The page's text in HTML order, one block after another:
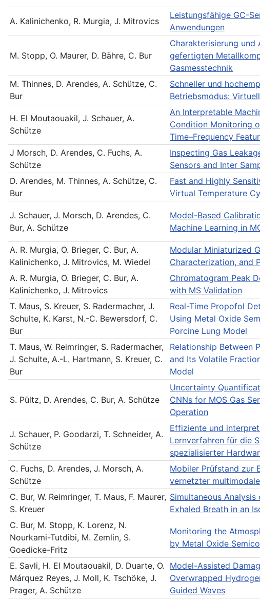
A. Kalinichenko, R. Murgia, J. Mitrovics
Leistungsfähige GC-
Anwendungen
M. Stopp, O. Maurer, D. Bähre, C. Bur
Charakterisierung
gefertigten
Gasmesstechnik
M. Thinnes, D. Arendes, A. Schütze, C.
Bur
Schneller und
Betriebsmodus:
H. El Moutaouakil, J. Schauer, A.
Schütze
An Interpretable
Condition Monitoring
Time–Frequency
J Morsch, D. Arendes, C. Fuchs, A.
Schütze
Inspecting Gas
Sensors and Inter
D. Arendes, M. Thinnes, A. Schütze, C.
Bur
Fast and Highly
Virtual Temperature
J. Schauer, J. Morsch, D. Arendes, C.
Bur, A. Schütze
Model-Based
Machine Learning in
A. R. Murgia, O. Brieger, C. Bur, A.
Kalinichenko, J. Mitrovics, M. Wiedel
Modular Miniaturized
Characterization, and
A. R. Murgia, O. Brieger, C. Bur, A.
Kalinichenko, J. Mitrovics
Chromatogram Peak
with MS Validation
T. Maus, S. Kreuer, S. Radermacher, J.
Schulte, K. Karst, N.-C. Bewersdorf, C.
Bur
Real-Time Propofol
Using Metal Oxide
Porcine Lung Model
T. Maus, W. Reimringer, S. Radermacher,
J. Schulte, A.-L. Hartmann, S. Kreuer, C.
Bur
Relationship Between
and Its Volatile
Model
S. Pültz, D. Arendes, C. Bur, A. Schütze
Uncertainty
CNNs for MOS Gas
Operation
J. Schauer, P. Goodarzi, T. Schneider, A.
Schütze
Effiziente und
Lernverfahren für die
spezialisierter
C. Fuchs, D. Arendes, J. Morsch, A.
Schütze
Mobiler Prüfstand zur
vernetzter
C. Bur, W. Reimringer, T. Maus, F. Maurer,
S. Kreuer
Simultaneous
Exhaled Breath in an
C. Bur, M. Stopp, K. Lorenz, N.
Nourkami-Tutdibi, M. Zemlin, S.
Goedicke-Fritz
Monitoring the
by Metal Oxide
E. Savli, H. El Moutaouakil, D. Duarte, O.
Márquez Reyes, J. Moll, K. Tschöke, J.
Prager, A. Schütze
Model-Assisted
Overwrapped
Guided Waves